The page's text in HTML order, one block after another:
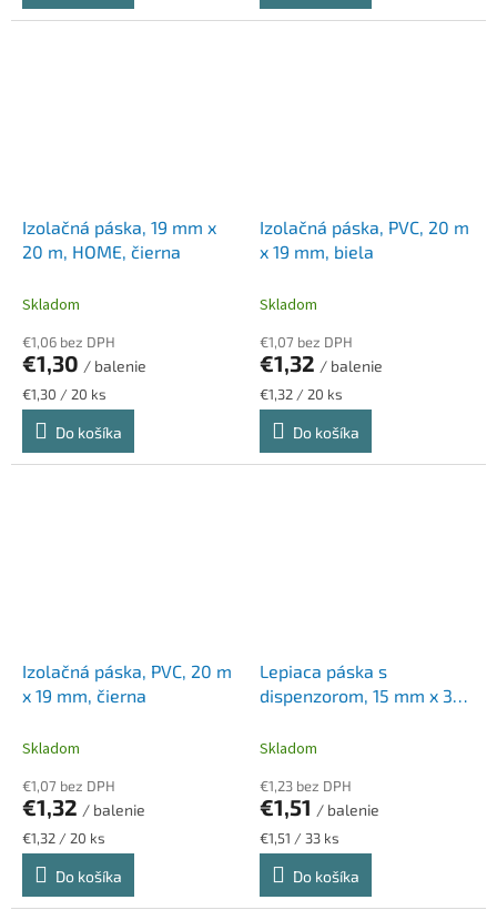
Izolačná páska, 19 mm x
20 m, HOME, čierna
Skladom
€1,06 bez DPH
€1,30 / balenie
Jednotková
cena:
€1,30 / 20 ks
Do košíka
Izolačná páska, PVC, 20 m
x 19 mm, biela
Skladom
€1,07 bez DPH
€1,32 / balenie
Jednotková
cena:
€1,32 / 20 ks
Do košíka
Izolačná páska, PVC, 20 m
x 19 mm, čierna
Skladom
€1,07 bez DPH
€1,32 / balenie
Jednotková
cena:
€1,32 / 20 ks
Do košíka
Lepiaca páska s
dispenzorom, 15 mm x 33
priehľadná
Skladom
€1,23 bez DPH
€1,51 / balenie
Jednotková
cena:
€1,51 / 33 ks
Do košíka